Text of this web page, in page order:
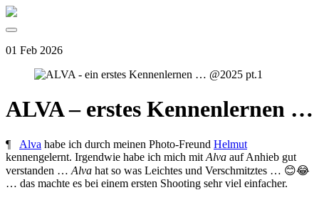
01 Feb 2026
ALVA – erstes Kennenlernen …
¶ Alva habe ich durch meinen Photo-Freund Helmut
kennengelernt. Irgendwie habe ich mich mit Alva auf Anhieb gut
verstanden … Alva hat so was Leichtes und Verschmitztes … 😊😂
… das machte es bei einem ersten Shooting sehr viel einfacher.